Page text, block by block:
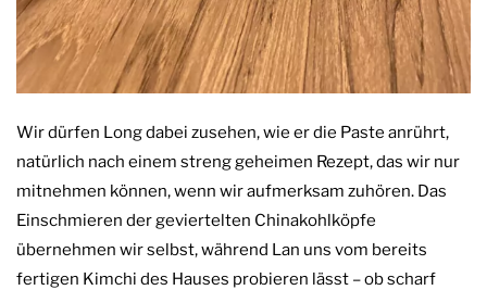
Wir dürfen Long dabei zusehen, wie er die Paste anrührt,
natürlich nach einem streng geheimen Rezept, das wir nur
mitnehmen können, wenn wir aufmerksam zuhören. Das
Einschmieren der geviertelten Chinakohlköpfe
übernehmen wir selbst, während Lan uns vom bereits
fertigen Kimchi des Hauses probieren lässt – ob scharf